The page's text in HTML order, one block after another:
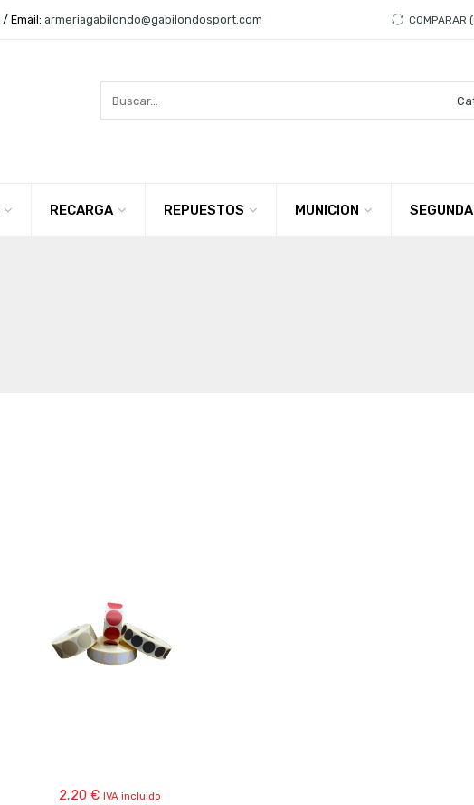
/ Email: armeriagabilondo@gabilondosport.com COMPARAR
here
RECARGA REPUESTOS MUNICION
2,20 € IVA incluido